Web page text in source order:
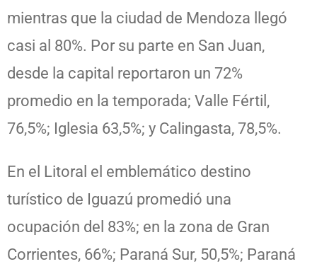
mientras que la ciudad de Mendoza llegó
casi al 80%. Por su parte en San Juan,
desde la capital reportaron un 72%
promedio en la temporada; Valle Fértil,
76,5%; Iglesia 63,5%; y Calingasta, 78,5%.
En el Litoral el emblemático destino
turístico de Iguazú promedió una
ocupación del 83%; en la zona de Gran
Corrientes, 66%; Paraná Sur, 50,5%; Paraná